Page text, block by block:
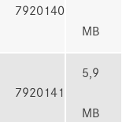
7920140
MB
7920141
5,9
MB